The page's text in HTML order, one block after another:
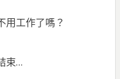
用工作了嗎？
束…